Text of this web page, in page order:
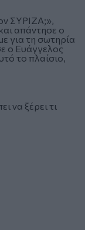
ΣΥΡΙΖΑ;»,
και απάντησε ο
για τη σωτηρία
ο Ευάγγελος
το πλαίσιο,
να ξέρει τι